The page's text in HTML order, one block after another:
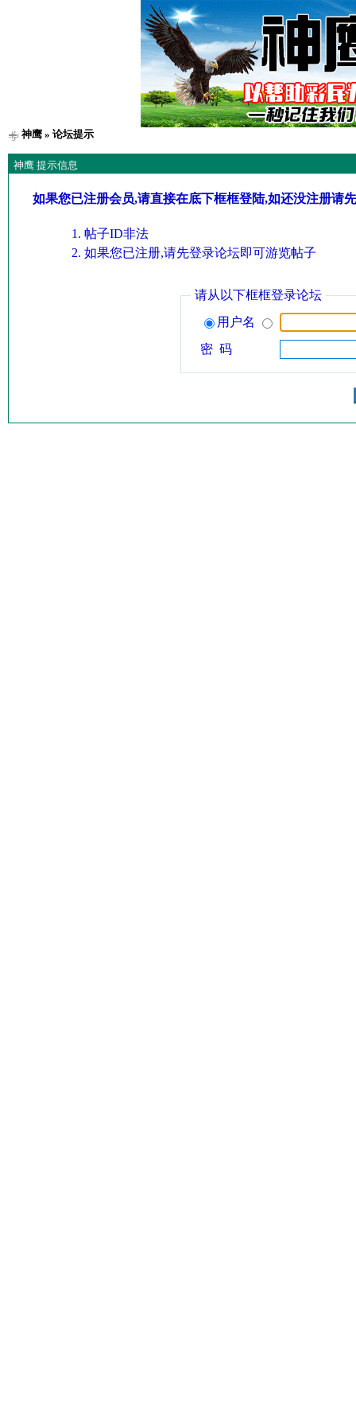
神鹰» 论坛提示
神鹰 提示信息
如果您已注册会员,请直接在底下框框登陆,如还没注册请
帖子ID非法
如果您已注册,请先登录论坛即可游览帖子
请从以下框框登录论坛
用户名
密 码